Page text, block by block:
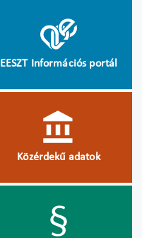
EESZT Információs portál
Közérdekű adatok